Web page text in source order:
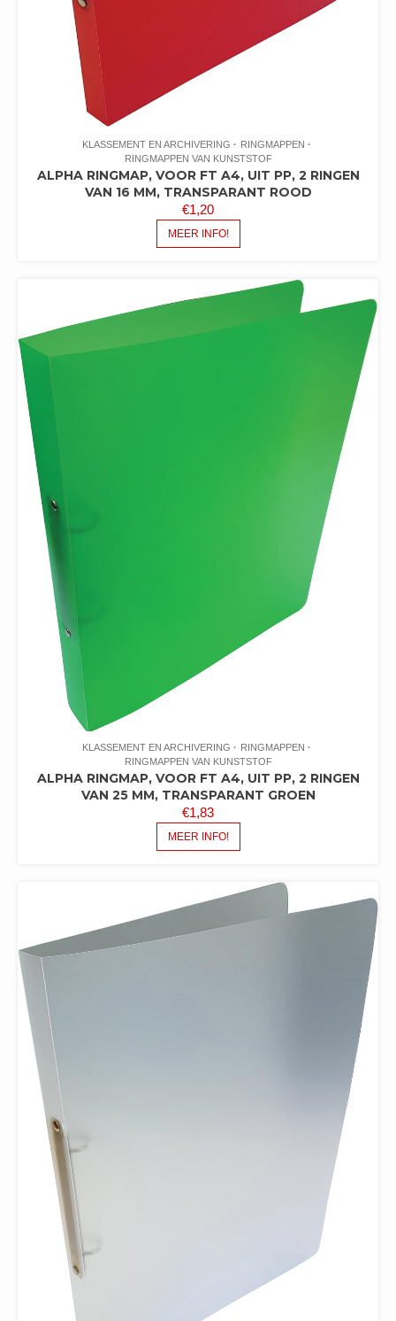
KLASSEMENT EN ARCHIVERING
RINGMAPPEN
RINGMAPPEN VAN KUNSTSTOF
ALPHA RINGMAP, VOOR FT A4, UIT PP, 2 RINGEN
VAN 16 MM, TRANSPARANT ROOD
€1,20
MEER INFO!
KLASSEMENT EN ARCHIVERING
RINGMAPPEN
RINGMAPPEN VAN KUNSTSTOF
ALPHA RINGMAP, VOOR FT A4, UIT PP, 2 RINGEN
VAN 25 MM, TRANSPARANT GROEN
€1,83
MEER INFO!